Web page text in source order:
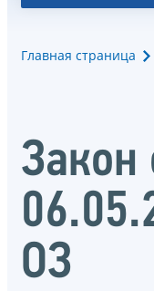
Главная страница
Закон
ОЗ